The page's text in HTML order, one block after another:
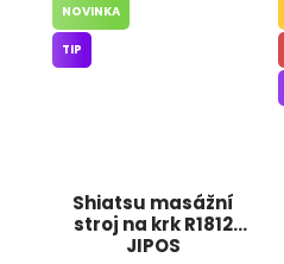
Shiatsu masážní
stroj na krk R1812
JIPOS
NOVINKA
TIP